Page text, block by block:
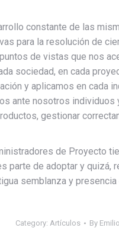
constante de las
para la resolución de
de vistas que nos
sociedad, en cada
y aplicamos en cada
ante nosotros
gestionar
de Proyecto
parte de adoptar y
semblanza y
Category: Artículos By